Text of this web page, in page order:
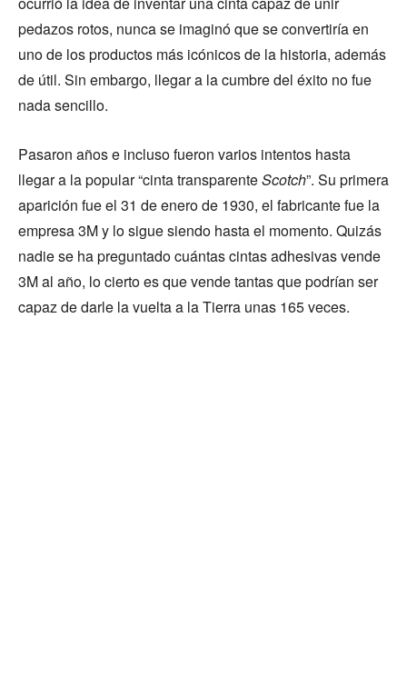
pedazos rotos, nunca se imaginó que se convertiría en
uno de los productos más icónicos de la historia, además
de útil. Sin embargo, llegar a la cumbre del éxito no fue
nada sencillo.
Pasaron años e incluso fueron varios intentos hasta
llegar a la popular “cinta transparenteScotch”. Su primera
aparición fue el 31 de enero de 1930, el fabricante fue la
empresa 3M y lo sigue siendo hasta el momento. Quizás
nadie se ha preguntado cuántas cintas adhesivas vende
3M al año, lo cierto es que vende tantas que podrían ser
capaz de darle la vuelta a la Tierra unas 165 veces.